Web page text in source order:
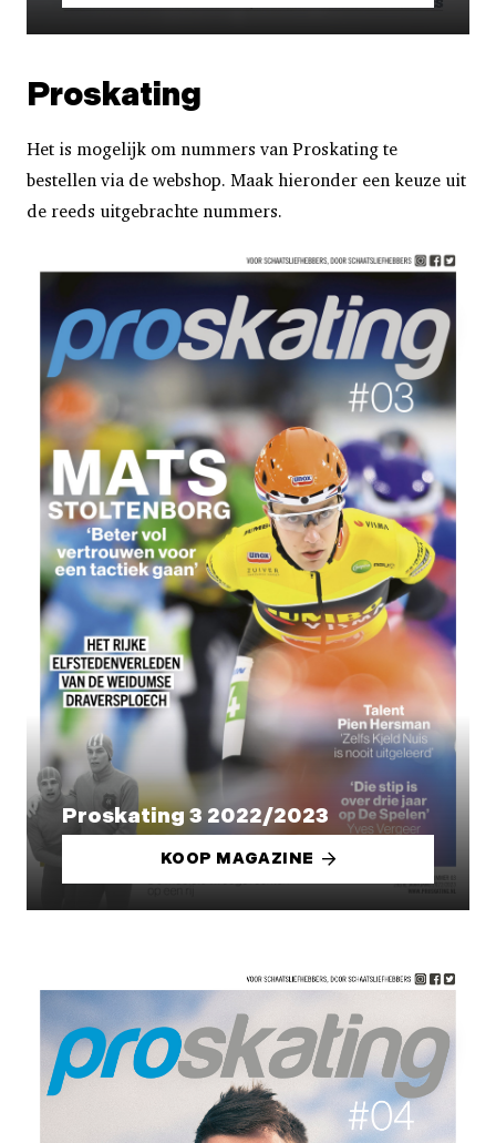
Proskating
Het is mogelijk om nummers van Proskating te
bestellen via de webshop. Maak hieronder een keuze uit
de reeds uitgebrachte nummers.
Proskating 3 2022/2023
KOOP MAGAZINE